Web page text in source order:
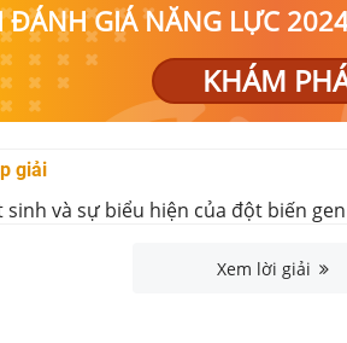
ĐÁNH GIÁ NĂNG LỰC
KHÁM
giải
sinh và sự biểu hiện của đột biến gen
Xem lời giải